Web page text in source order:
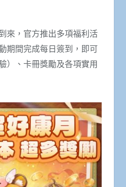
來，官方推出多項福利活
期間完成每日簽到，即可
）、卡冊獎勵及各項實用